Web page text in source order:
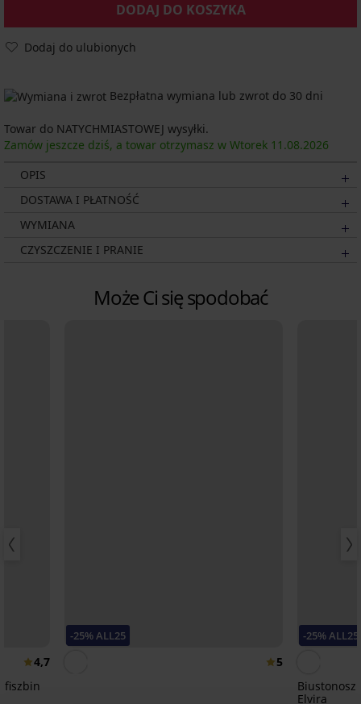
DODAJ DO KOSZYKA
Dodaj do ulubionych
Bezpłatna wymiana lub zwrot do 30 dni
Towar do NATYCHMIASTOWEJ wysyłki.
Zamów jeszcze dziś, a towar otrzymasz w Wtorek 11.08.2026
OPIS
DOSTAWA I PŁATNOŚĆ
WYMIANA
CZYSZCZENIE I PRANIE
Może Ci się spodobać
4,7
fiszbin
-25% ALL25
5
-25% ALL25
Elvira